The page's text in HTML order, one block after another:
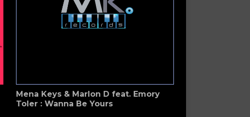
Mena Keys & Marlon D feat. Emory
Toler : Wanna Be Yours